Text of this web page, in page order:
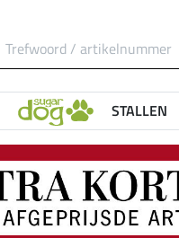
STALLEN